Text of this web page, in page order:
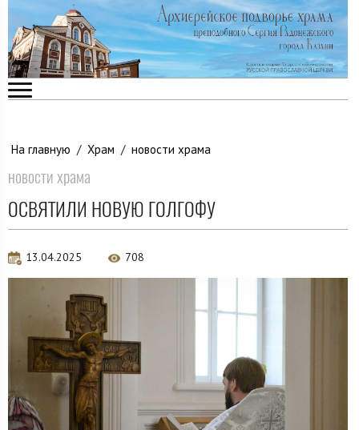
На главную / Храм / новости храма
новости храма
ОСВЯТИЛИ НОВУЮ ГОЛГОФУ
13.04.2025 708